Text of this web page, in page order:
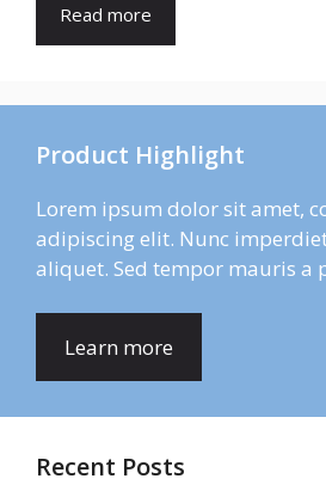
Read more
Product Highlight
Lorem ipsum dolor sit amet,
adipiscing elit. Nunc
aliquet. Sed tempor mauris
Learn more
Recent Posts